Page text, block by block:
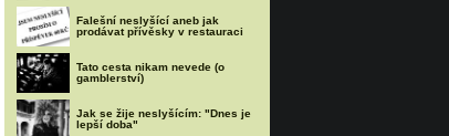
Falešní neslyšící aneb jak
prodávat přívěsky v restauraci
Tato cesta nikam nevede (o
gamblerství)
Jak se žije neslyšícím: "Dnes je
lepší doba"